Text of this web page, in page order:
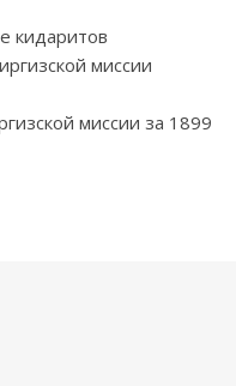
кидаритов
миссии
миссии за 1899